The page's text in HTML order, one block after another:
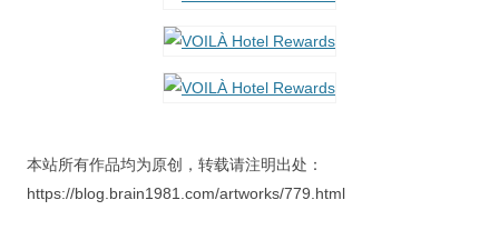
本站所有作品均为原创，转载请注明出处：
https://blog.brain1981.com/artworks/779.html